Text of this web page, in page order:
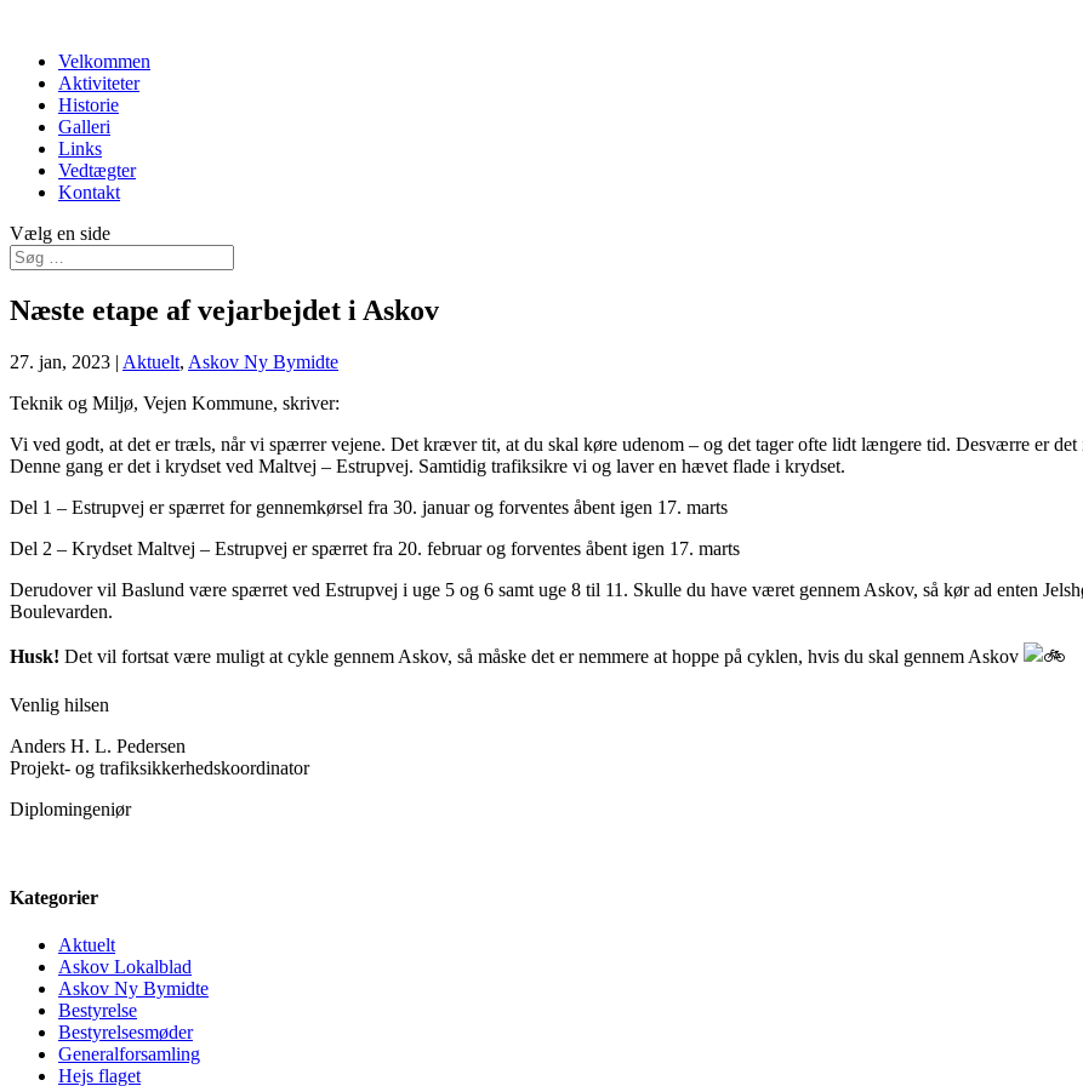
Velkommen
Aktiviteter
Historie
Galleri
Links
Vedtægter
Kontakt
Vælg en side
Næste etape af vejarbejdet i Askov
27. jan, 2023 | Aktuelt, Askov Ny Bymidte
Teknik og Miljø, Vejen Kommune, skriver:
Vi ved godt, at det er træls, når vi spærrer vejene. Det kræver tit, at du skal køre udenom – og det tager ofte lidt længere tid. Desværre er
Denne gang er det i krydset ved Maltvej – Estrupvej. Samtidig trafiksikre vi og laver en hævet flade i krydset.
Del 1 – Estrupvej er spærret for gennemkørsel fra 30. januar og forventes åbent igen 17. marts
Del 2 – Krydset Maltvej – Estrupvej er spærret fra 20. februar og forventes åbent igen 17. marts
Derudover vil Baslund være spærret ved Estrupvej i uge 5 og 6 samt uge 8 til 11. Skulle du have været gennem Askov, så kør ad enten
Boulevarden.
Husk! Det vil fortsat være muligt at cykle gennem Askov, så måske det er nemmere at hoppe på cyklen, hvis du skal gennem Askov
Venlig hilsen
Anders H. L. Pedersen
Projekt- og trafiksikkerhedskoordinator
Diplomingeniør
Kategorier
Aktuelt
Askov Lokalblad
Askov Ny Bymidte
Bestyrelse
Bestyrelsesmøder
Generalforsamling
Hejs flaget